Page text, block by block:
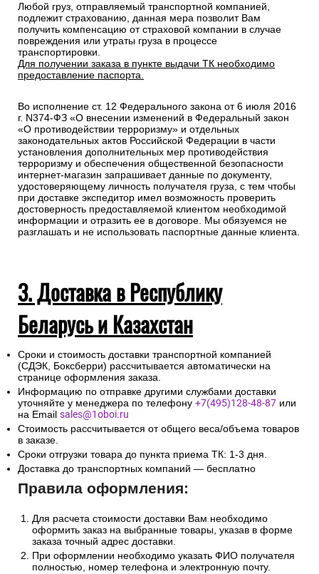
Любой груз, отправляемый транспортной компанией,
подлежит страхованию, данная мера позволит Вам
получить компенсацию от страховой компании в случае
повреждения или утраты груза в процессе
транспортировки.
Для получении заказа в пункте выдачи ТК необходимо
предоставление паспорта.
Во исполнение ст. 12 Федерального закона от 6 июля 2016
г. N374-ФЗ «О внесении изменений в Федеральный закон
«О противодействии терроризму» и отдельных
законодательных актов Российской Федерации в части
установления дополнительных мер противодействия
терроризму и обеспечения общественной безопасности
интернет-магазин запрашивает данные по документу,
удостоверяющему личность получателя груза, с тем чтобы
при доставке экспедитор имел возможность проверить
достоверность предоставляемой клиентом необходимой
информации и отразить ее в договоре. Мы обязуемся не
разглашать и не использовать паспортные данные клиента.
3. Доставка в Республику
Беларусь и Казахстан
Сроки и стоимость доставки транспортной компанией
(СДЭК, Боксберри) рассчитывается автоматически на
странице оформления заказа.
Информацию по отправке другими службами доставки
уточняйте у менеджера по телефону +7(495)128-48-87 или
на Email sales@1oboi.ru
Стоимость рассчитывается от общего веса/объема товаров
в заказе.
Сроки отгрузки товара до пункта приема ТК: 1-3 дня.
Доставка до транспортных компаний — бесплатно
Правила оформления:
Для расчета стоимости доставки Вам необходимо
оформить заказ на выбранные товары, указав в форме
заказа точный адрес доставки.
При оформлении необходимо указать ФИО получателя
полностью, номер телефона и электронную почту.